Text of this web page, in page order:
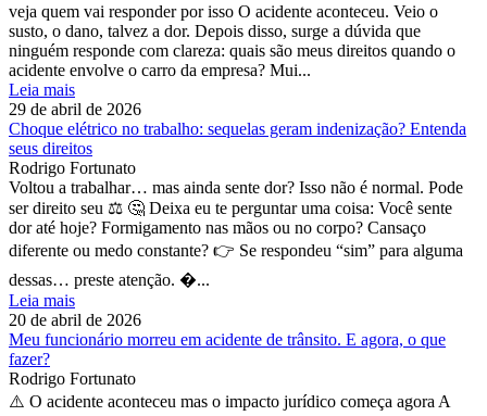
veja quem vai responder por isso O acidente aconteceu. Veio o
susto, o dano, talvez a dor. Depois disso, surge a dúvida que
ninguém responde com clareza: quais são meus direitos quando o
acidente envolve o carro da empresa? Mui...
Leia mais
29 de abril de 2026
Choque elétrico no trabalho: sequelas geram indenização? Entenda
seus direitos
Rodrigo Fortunato
Voltou a trabalhar… mas ainda sente dor? Isso não é normal. Pode
ser direito seu ⚖️ 🤔 Deixa eu te perguntar uma coisa: Você sente
dor até hoje? Formigamento nas mãos ou no corpo? Cansaço
diferente ou medo constante? 👉 Se respondeu “sim” para alguma
dessas… preste atenção. �...
Leia mais
20 de abril de 2026
Meu funcionário morreu em acidente de trânsito. E agora, o que
fazer?
Rodrigo Fortunato
⚠️ O acidente aconteceu mas o impacto jurídico começa agora A